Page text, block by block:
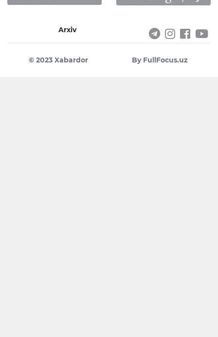
Arxiv
© 2023 Xabardor By FullFocus.uz